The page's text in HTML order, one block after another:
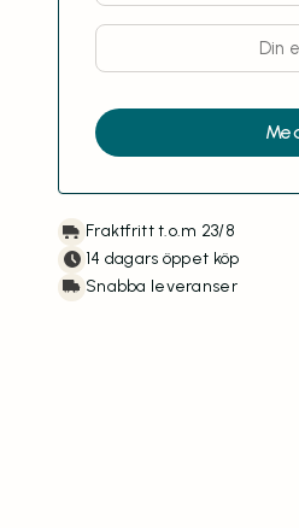
Fraktfritt t.o.m 23/8
14 dagars öppet köp
Snabba leveranser